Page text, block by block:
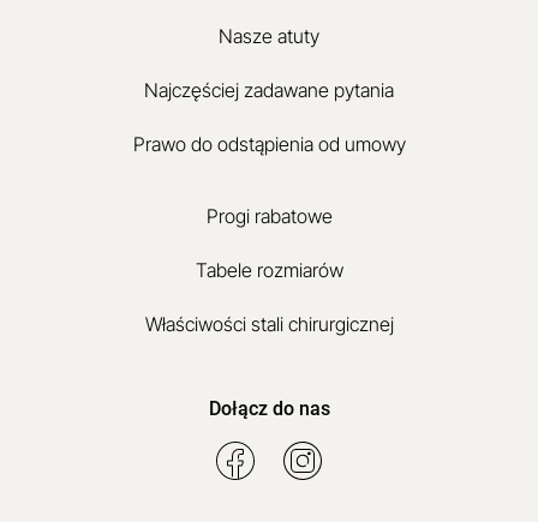
Nasze atuty
Najczęściej zadawane pytania
Prawo do odstąpienia od umowy
Progi rabatowe
Tabele rozmiarów
Właściwości stali chirurgicznej
Dołącz do nas